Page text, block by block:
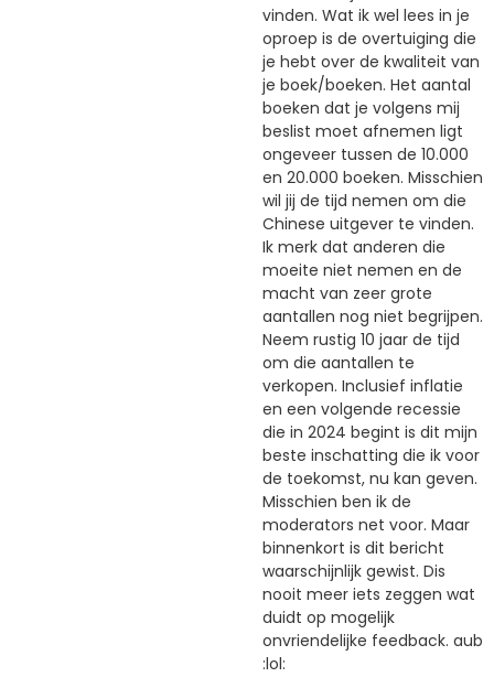
vinden. Wat ik wel lees in je
oproep is de overtuiging die
je hebt over de kwaliteit van
je boek/boeken. Het aantal
boeken dat je volgens mij
beslist moet afnemen ligt
ongeveer tussen de 10.000
en 20.000 boeken. Misschien
wil jij de tijd nemen om die
Chinese uitgever te vinden.
Ik merk dat anderen die
moeite niet nemen en de
macht van zeer grote
aantallen nog niet begrijpen.
Neem rustig 10 jaar de tijd
om die aantallen te
verkopen. Inclusief inflatie
en een volgende recessie
die in 2024 begint is dit mijn
beste inschatting die ik voor
de toekomst, nu kan geven.
Misschien ben ik de
moderators net voor. Maar
binnenkort is dit bericht
waarschijnlijk gewist. Dis
nooit meer iets zeggen wat
duidt op mogelijk
onvriendelijke feedback. aub
:lol: